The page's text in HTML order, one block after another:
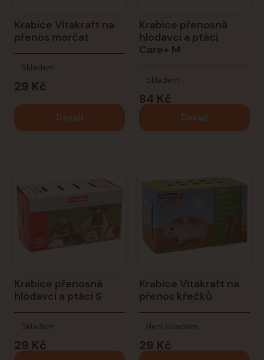
Krabice Vitakraft na
přenos morčat
29 Kč
Skladem
Detail
Krabice přenosná
hlodavci a ptáci
Care+ M
84 Kč
Skladem
Detail
Krabice přenosná
hlodavci a ptáci S
29 Kč
Skladem
Krabice Vitakraft na
přenos křečků
29 Kč
Není skladem